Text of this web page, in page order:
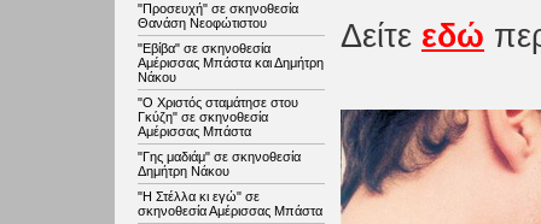
"Προσευχή" σε σκηνοθεσία
Θανάση Νεοφώτιστου
"Εβίβα" σε σκηνοθεσία
Αμέρισσας Μπάστα και Δημήτρη
Νάκου
"Ο Χριστός σταμάτησε στου
Γκύζη" σε σκηνοθεσία
Αμέρισσας Μπάστα
"Γης μαδιάμ" σε σκηνοθεσία
Δημήτρη Νάκου
"Η Στέλλα κι εγώ" σε
σκηνοθεσία Αμέρισσας Μπάστα
Δείτε εδώ